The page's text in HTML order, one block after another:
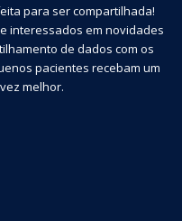
para ser compartilhada!
interessados em novidades
de dados com os
pacientes recebam um
melhor.